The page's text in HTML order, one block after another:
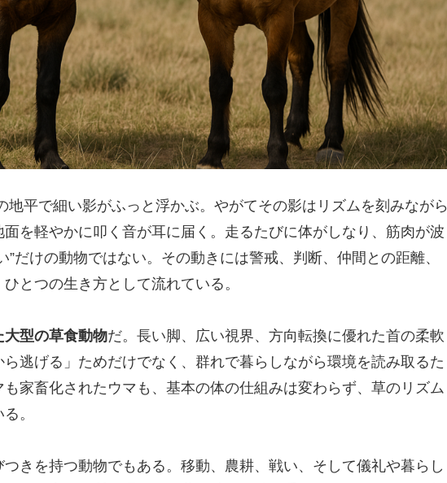
平で細い影がふっと浮かぶ。やがてその影はリズムを刻みながら
を軽やかに叩く音が耳に届く。走るたびに体がしなり、筋肉が波
”だけの動物ではない。その動きには警戒、判断、仲間との距離、
とつの生き方として流れている。
型の草食動物だ。長い脚、広い視界、方向転換に優れた首の柔軟
逃げる」ためだけでなく、群れで暮らしながら環境を読み取るた
家畜化されたウマも、基本の体の仕組みは変わらず、草のリズム
。
きを持つ動物でもある。移動、農耕、戦い、そして儀礼や暮らし